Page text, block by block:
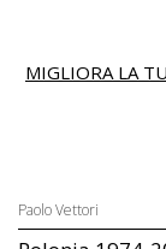
MIGLIORA LA
Paolo Vettori